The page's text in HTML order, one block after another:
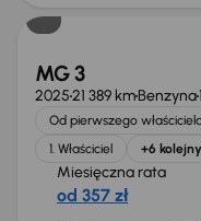
MG 3
202521 389 kmBenzyna
Od pierwszego
1. Właściciel
+6
Miesięczna rata
od 357 zł